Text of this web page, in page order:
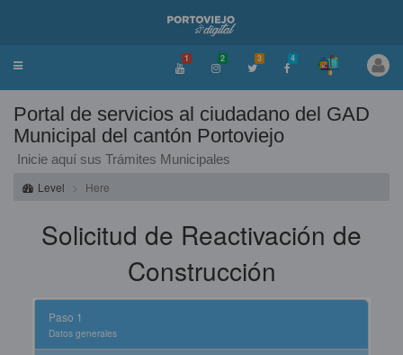
Toggle
1 2 3 4
Portal de servicios al ciudadano del GAD
Municipal del cantón Portoviejo
Inicie aquí sus Trámites Municipales
Level
Here
Solicitud de Reactivación de
Construcción
Paso 1
Datos generales